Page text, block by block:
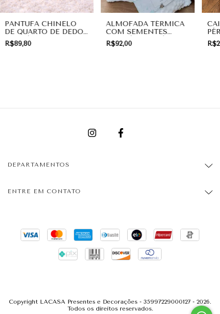
PANTUFA CHINELO
DE QUARTO DE DEDO
ROSA | PRESENTE
R$89,80
ALMOFADA TÉRMICA
COM SEMENTES
TERAPÊUTICAS |
PRESENTE
R$92,00
DEPARTAMENTOS
ENTRE EM CONTATO
Copyright LACASA Presentes e Decorações - 35997229000127 - 2026.
Todos os direitos reservados.